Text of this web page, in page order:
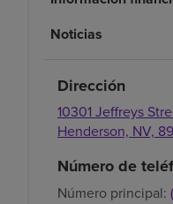
Noticias
Dirección
10301 Jeffreys
Henderson, NV,
Número de
Número principal: